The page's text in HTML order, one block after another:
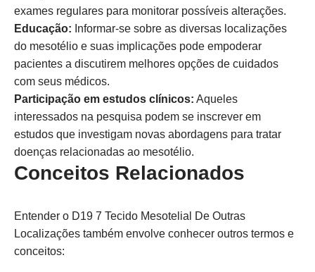
exames regulares para monitorar possíveis alterações.
Educação: Informar-se sobre as diversas localizações
do mesotélio e suas implicações pode empoderar
pacientes a discutirem melhores opções de cuidados
com seus médicos.
Participação em estudos clínicos: Aqueles
interessados na pesquisa podem se inscrever em
estudos que investigam novas abordagens para tratar
doenças relacionadas ao mesotélio.
Conceitos Relacionados
Entender o D19 7 Tecido Mesotelial De Outras
Localizações também envolve conhecer outros termos e
conceitos: